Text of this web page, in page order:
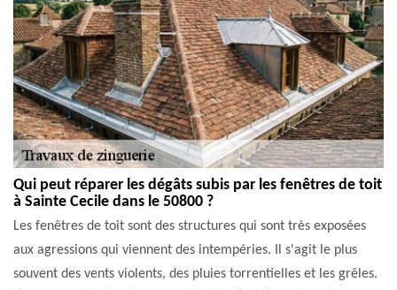
Qui peut réparer les dégâts subis par les fenêtres de toit
à Sainte Cecile dans le 50800 ?
Les fenêtres de toit sont des structures qui sont très exposées
aux agressions qui viennent des intempéries. Il s'agit le plus
souvent des vents violents, des pluies torrentielles et les grêles.